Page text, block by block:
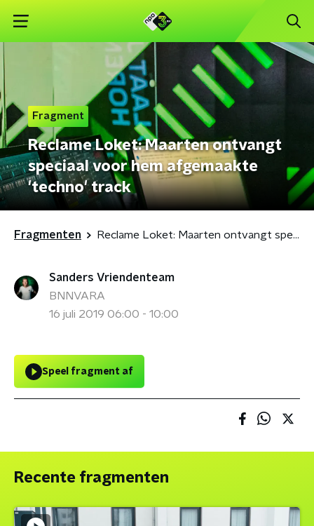
Fragment
Reclame Loket: Maarten ontvangt
speciaal voor hem afgemaakte
'techno' track
Fragmenten Reclame Loket: Maarten ontvangt speciaal voor hem afgemaakte 'techno' track
Sanders Vriendenteam
BNNVARA
16 juli 2019 06:00 - 10:00
Speel fragment af
Recente fragmenten